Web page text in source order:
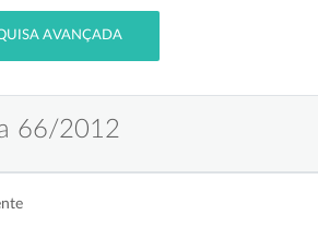
AVANÇADA
66/2012